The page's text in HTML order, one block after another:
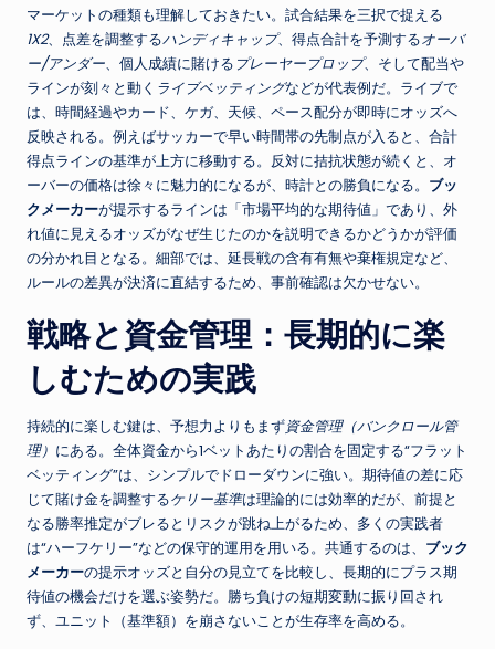
マーケットの種類も理解しておきたい。試合結果を三択で捉える
1X2、点差を調整するハンディキャップ、得点合計を予測するオーバ
ー/アンダー、個人成績に賭ける プレーヤープロップ、そして配当や
ラインが刻々と動く ライブベッティングなどが代表例だ。ライブで
は、時間経過やカード、ケガ、天候、ペース配分が即時にオッズへ
反映される。例えばサッカーで早い時間帯の先制点が入ると、合計
得点ラインの基準が上方に移動する。反対に拮抗状態が続くと、オ
ーバーの価格は徐々に魅力的になるが、時計との勝負になる。 ブッ
クメーカーが提示するラインは「市場平均的な期待値」であり、外
れ値に見えるオッズがなぜ生じたのかを説明できるかどうかが評価
の分かれ目となる。細部では、延長戦の含有有無や棄権規定など、
ルールの差異が決済に直結するため、事前確認は欠かせない。
戦略と資金管理：長期的に楽
しむための実践
持続的に楽しむ鍵は、予想力よりもまず資金管理（バンクロール管
理） にある。全体資金から1ベットあたりの割合を固定する“フラット
ベッティング”は、シンプルでドローダウンに強い。期待値の差に応
じて賭け金を調整するケリー基準は理論的には効率的だが、前提と
なる勝率推定がブレるとリスクが跳ね上がるため、多くの実践者
は“ハーフケリー”などの保守的運用を用いる。共通するのは、 ブック
メーカーの提示オッズと自分の見立てを比較し、長期的にプラス期
待値の機会だけを選ぶ姿勢だ。勝ち負けの短期変動に振り回され
ず、ユニット（基準額）を崩さないことが生存率を高める。